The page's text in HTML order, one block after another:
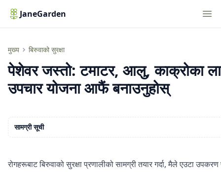
JaneGarden
मुख्य बिरुवाको सुरक्षा
रोगहरूबाट बिरुवाको सुरक्षा। सर्वोत्तम उपचार योजना कसरी बनाउन सकिन्छ
पेशेवर जस्तो: टमाटर, आलु, काक्रोका
उपचार योजना आफैं बनाउनुहोस्
रोगहरूबाट बिरुवाको सुरक्षा प्रणालीको सामग्री तयार गर्दा, मैले एउटा
सामग्री सूची